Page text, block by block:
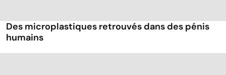
Des microplastiques retrouvés dans des pénis
humains